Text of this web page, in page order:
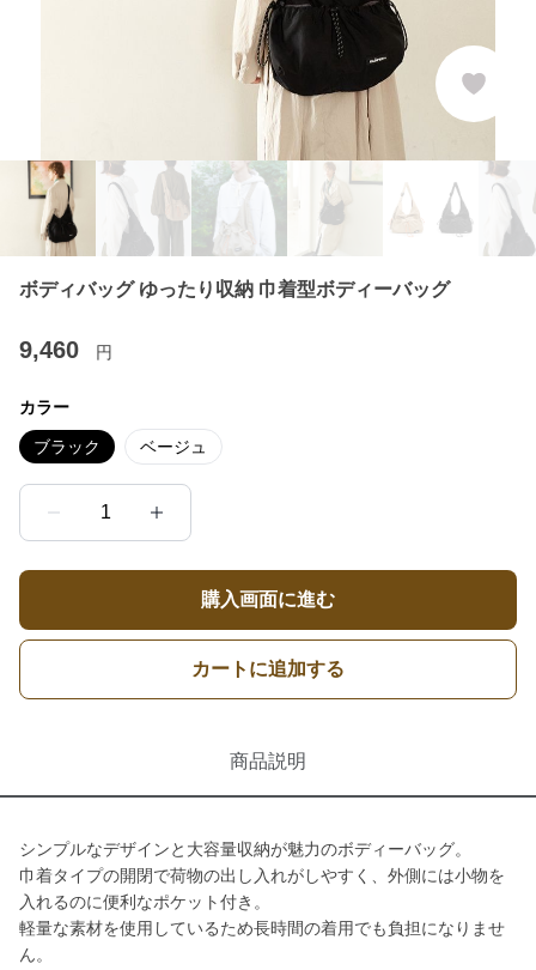
ボディバッグ ゆったり収納 巾着型ボディーバッグ
9,460 円
カラー
ブラック ベージュ
1
購入画面に進む
カートに追加する
商品説明
シンプルなデザインと大容量収納が魅力のボディーバッグ。
巾着タイプの開閉で荷物の出し入れがしやすく、外側には小物を
入れるのに便利なポケット付き。
軽量な素材を使用しているため長時間の着用でも負担になりませ
ん。